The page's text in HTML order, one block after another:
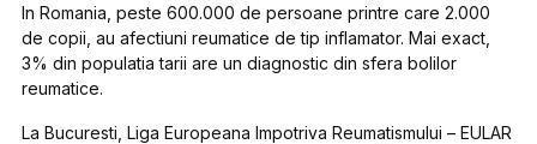
In Romania, peste 600.000 de persoane printre care 2.000
de copii, au afectiuni reumatice de tip inflamator. Mai exact,
3% din populatia tarii are un diagnostic din sfera bolilor
reumatice.
La Bucuresti, Liga Europeana Impotriva Reumatismului – EULAR